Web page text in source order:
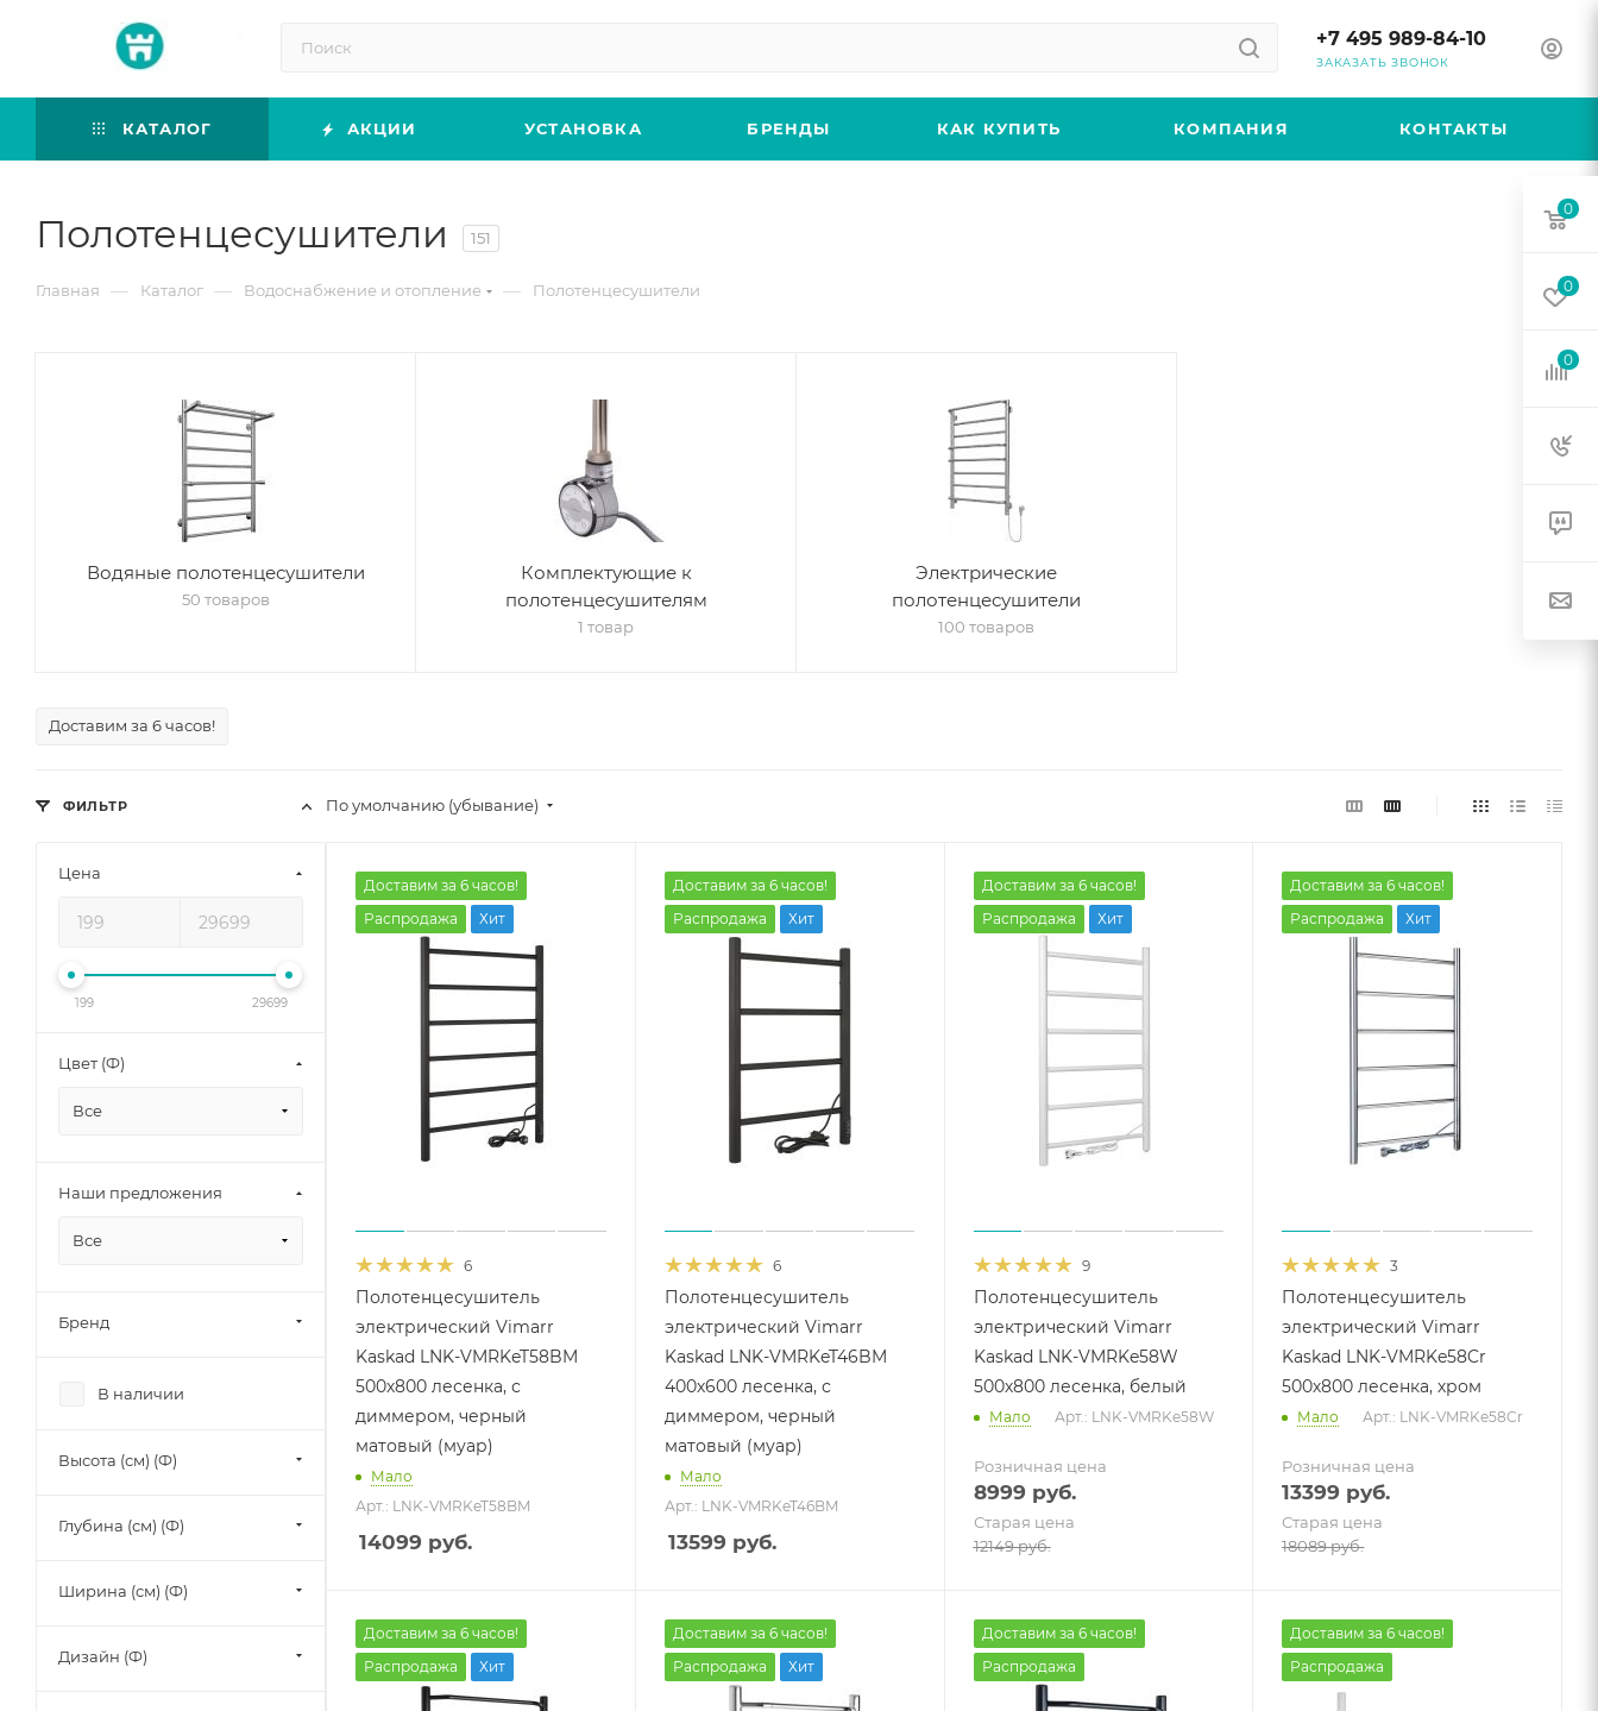
+7 495 989-84-10
ЗАКАЗАТЬ ЗВОНОК
КАТАЛОГ АКЦИИ УСТАНОВКА БРЕНДЫ КАК КУПИТЬ КОМПАНИЯ КОНТАКТЫ
Полотенцесушители 151
Главная — Каталог — Водоснабжение и отопление — Полотенцесушители
Водяные полотенцесушители
50 товаров
Комплектующие к
полотенцесушителям
1 товар
Электрические
полотенцесушители
100 товаров
Доставим за 6 часов!
По умолчанию (убывание)
Доставим за 6 часов!
Распродажа
Хит
6
Полотенцесушитель
электрический Vimarr
Kaskad LNK-VMRKeT58BM
500х800 лесенка, с
диммером, черный
матовый (муар)
Мало
Арт.: LNK-VMRKeT58BM
14099 руб.
Доставим за 6 часов!
Распродажа
Хит
6
Полотенцесушитель
электрический Vimarr
Kaskad LNK-VMRKeT46BM
400х600 лесенка, с
диммером, черный
матовый (муар)
Мало
Арт.: LNK-VMRKeT46BM
13599 руб.
Доставим за 6 часов!
Распродажа
Хит
9
Полотенцесушитель
электрический Vimarr
Kaskad LNK-VMRKe58W
500х800 лесенка, белый
Мало Арт.: LNK-VMRKe58W
Розничная цена
8999 руб.
Старая цена
12149руб.
Доставим за 6 часов!
Распродажа
Хит
3
Полотенцесушитель
электрический Vimarr
Kaskad LNK-VMRKe58Cr
500х800 лесенка, хром
Мало Арт.: LNK-VMRKe58Cr
Розничная цена
13399 руб.
Старая цена
18089руб.
Доставим за 6 часов!
Распродажа
Хит
Доставим за 6 часов!
Распродажа
Хит
Доставим за 6 часов!
Распродажа
Доставим за 6 часов!
Распродажа
ФИЛЬТР
Цена
199 29699
Цвет (Ф)
Все
Наши предложения
Все
Бренд
В наличии
Высота (см) (Ф)
Глубина (см) (Ф)
Ширина (см) (Ф)
Дизайн (Ф)
0
0
0